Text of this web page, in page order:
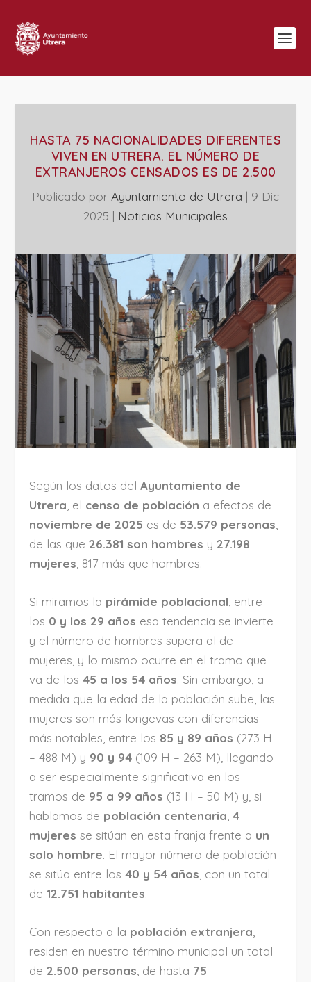
HASTA 75 NACIONALIDADES DIFERENTES
VIVEN EN UTRERA. EL NÚMERO DE
EXTRANJEROS CENSADOS ES DE 2.500
Publicado por Ayuntamiento de Utrera | 9 Dic
2025 | ‎Noticias Municipales
Según los datos delAyuntamiento de
Utrera , el censo de población a efectos de
noviembre de 2025 es de 53.579 personas
de las que26.381 son hombres y27.198
mujeres , 817 más que hombres.
Si miramos la pirámide poblacional, entre
los 0 y los 29 años esa tendencia se invierte
y el número de hombres supera al de
mujeres, y lo mismo ocurre en el tramo que
va de los45 a los 54 años. Sin embargo, a
medida que la edad de la población sube, las
mujeres son más longevas con diferencias
más notables, entre los 85 y 89 años (273 H
– 488 M) y 90 y 94 (109 H – 263 M), llegando
a ser especialmente significativa en los
tramos de 95 a 99 años (13 H – 50 M) y, si
hablamos de población centenaria,4
mujeres se sitúan en esta franja frente a un
solo hombre. El mayor número de población
se sitúa entre los40 y 54 años, con un total
de12.751 habitantes.
Con respecto a la población extranjera,
residen en nuestro término municipal un total
de2.500 personas, de hasta 75